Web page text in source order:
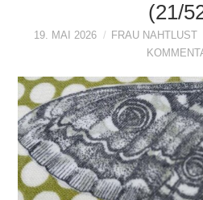
(21/
19. MAI 2026 FRAU NAHTLUST